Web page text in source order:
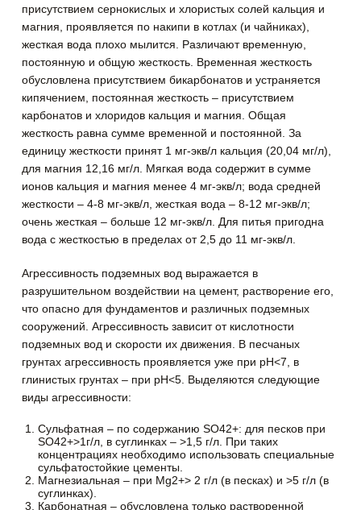
присутствием сернокислых и хлористых солей кальция и
магния, проявляется по накипи в котлах (и чайниках),
жесткая вода плохо мылится. Различают временную,
постоянную и общую жесткость. Временная жесткость
обусловлена присутствием бикарбонатов и устраняется
кипячением, постоянная жесткость – присутствием
карбонатов и хлоридов кальция и магния. Общая
жесткость равна сумме временной и постоянной. За
единицу жесткости принят 1 мг-экв/л кальция (20,04 мг/л),
для магния 12,16 мг/л. Мягкая вода содержит в сумме
ионов кальция и магния менее 4 мг-экв/л; вода средней
жесткости – 4-8 мг-экв/л, жесткая вода – 8-12 мг-экв/л;
очень жесткая – больше 12 мг-экв/л. Для питья пригодна
вода с жесткостью в пределах от 2,5 до 11 мг-экв/л.
Агрессивность подземных вод выражается в
разрушительном воздействии на цемент, растворение его,
что опасно для фундаментов и различных подземных
сооружений. Агрессивность зависит от кислотности
подземных вод и скорости их движения. В песчаных
грунтах агрессивность проявляется уже при рН<7, в
глинистых грунтах – при рН<5. Выделяются следующие
виды агрессивности:
Сульфатная – по содержанию SO42+: для песков при
SO42+>1г/л, в суглинках – >1,5 г/л. При таких
концентрациях необходимо использовать специальные
сульфатостойкие цементы.
Магнезиальная – при Mg2+> 2 г/л (в песках) и >5 г/л (в
суглинках).
Карбонатная – обусловлена только растворенной